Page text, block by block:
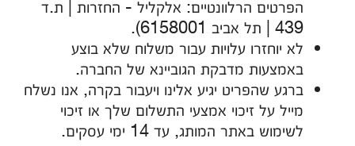
הפרטים הרלוונטיים: אלקליל - החזרות | ת.ד
439 | תל אביב 6158001).
לא יוחזרו עלויות עבור משלוח שלא בוצע
באמצעות מדבקת הגוביינא של החברה.
ברגע שהפריט יגיע אלינו ויעבור בקרה, אנו נשלח
מייל על זיכוי אמצעי התשלום שלך או זיכוי
לשימוש באתר המותג, עד 14 ימי עסקים.